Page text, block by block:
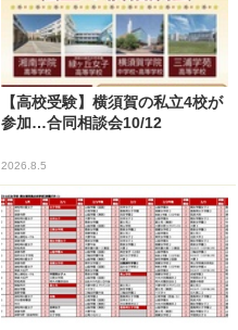
【高校受験】横須賀の私立4校が
参加…合同相談会10/12
2026.8.5